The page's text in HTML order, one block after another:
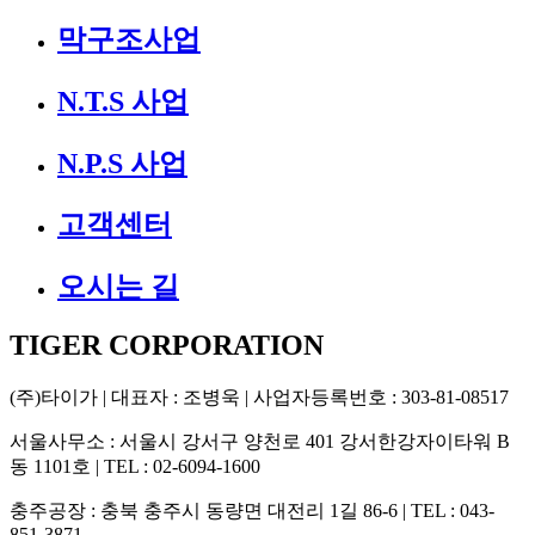
막구조사업
N.T.S 사업
N.P.S 사업
고객센터
오시는 길
TIGER CORPORATION
(주)타이가 | 대표자 : 조병욱 | 사업자등록번호 : 303-81-08517
서울사무소 : 서울시 강서구 양천로 401 강서한강자이타워 B
동 1101호 | TEL : 02-6094-1600
충주공장 : 충북 충주시 동량면 대전리 1길 86-6 | TEL : 043-